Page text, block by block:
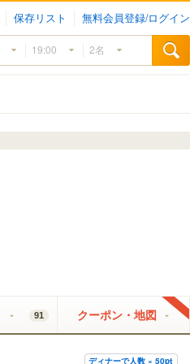
保存リスト 無料会員登録/ログイン
91 クーポン・地図
ディナーで人数 × 50pt